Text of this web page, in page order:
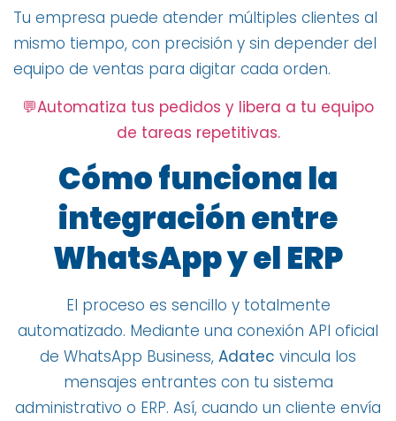
Tu empresa puede atender múltiples clientes al
mismo tiempo, con precisión y sin depender del
equipo de ventas para digitar cada orden.
💬Automatiza tus pedidos y libera a tu equipo
de tareas repetitivas.
Cómo funciona la
integración entre
WhatsApp y el ERP
El proceso es sencillo y totalmente
automatizado. Mediante una conexión API oficial
de WhatsApp Business, Adatec vincula los
mensajes entrantes con tu sistema
administrativo o ERP. Así, cuando un cliente envía